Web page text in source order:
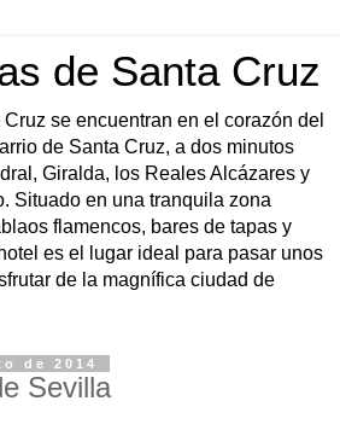
de Santa Cruz
se encuentran en el corazón del
de Santa Cruz, a dos minutos
Giralda, los Reales Alcázares y
Situado en una tranquila zona
flamencos, bares de tapas y
es el lugar ideal para pasar unos
de la magnífica ciudad de
de 2014
Sevilla